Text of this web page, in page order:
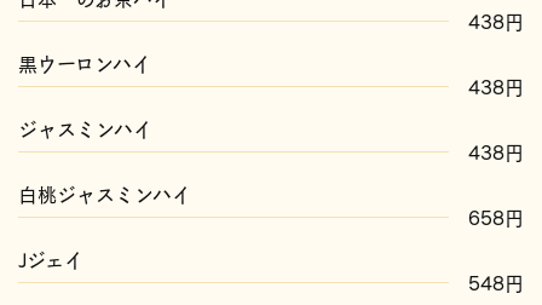
438円
黒ウーロンハイ
438円
ジャスミンハイ
438円
白桃ジャスミンハイ
658円
Jジェイ
548円